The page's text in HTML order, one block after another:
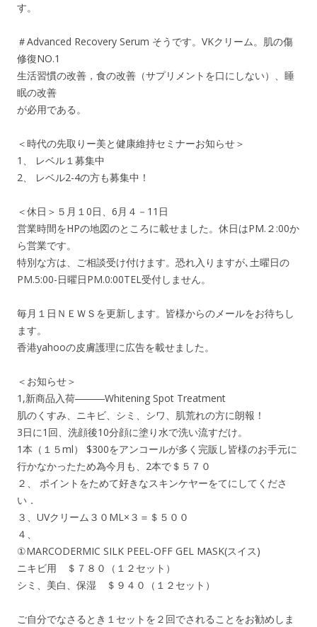
す。
＃Advanced Recovery Serum そうです。VKクリーム。肌の傷
修復NO.1
生活習慣の改善，食の改善（サプリメントを口にしない）、睡
眠の改善
が必用である。
＜時代の先取りー美と健康維持セミナーお知らせ＞
1、 レベル１募集中
2、 レベル2-4の方も募集中！
＜休日＞５月１0日、6月４－11日
営業時間をHPの地図のところに載せました。休日はPM.２:00か
ら営業です。
特別な方は、ご相談受け付けます。恐れ入りますが､土曜日の
PM.5:00-日曜日PM.0:00TEL受付しません。
毎月１日ＮＥＷＳを更新します。皆様からのメールをお待ちし
ます。
香港yahooの皮膚護理に広告を載せました。
＜お知らせ＞
1,新商品入荷―――Whitening Spot Treatment
肌のくすみ、ニキビ、シミ、シワ、肌荒れの方に朗報！
3日に1回、洗顔後10分顔に塗り水で洗い流すだけ。
1本（１５ml） $300をアンコールが多く完販し皆様のお手元に
行かなかったため為今月も、2本で＄５７０
２、 ポイントをためて好きなスキンケヤーをてにしてくださ
い．
３、UVクリーム３０ML×３＝＄５００
４、
①MARCODERMIC SILK PEEL-OFF GEL MASK(スイス)
ニキビ用 ＄７８０（１２セット）
シミ、美白、保湿 ＄９４０（１２セット）
ご自分でなさるとき１セットを２回でされることをお勧めしま